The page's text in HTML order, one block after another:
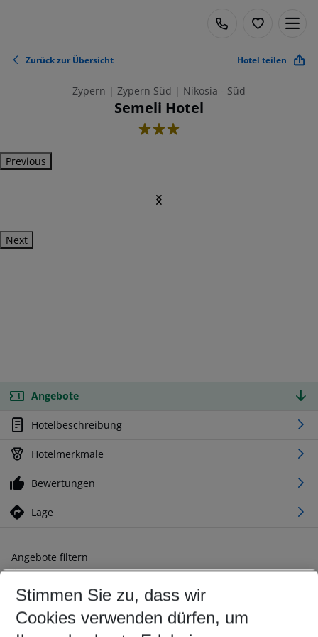
Zurück zur Übersicht Hotel teilen
Zypern | Zypern Süd | Nikosia - Süd
Semeli Hotel
3
Previous
Next
Angebote
Hotelbeschreibung
Hotelmerkmale
Bewertungen
Lage
Angebote filtern
Ändern Sie Ihre Kriterien nach Ihren Wünschen
Abflughafen wählen
Beliebiger Abflughafen
Stimmen Sie zu, dass wir
Cookies verwenden dürfen, um